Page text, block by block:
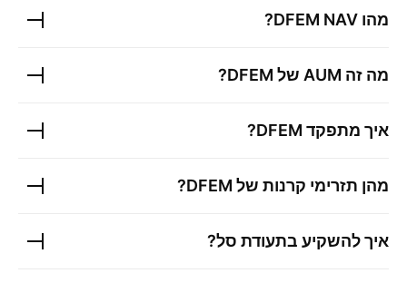
מהו DFEM NAV?
מה זה AUM של DFEM
?
איך מתפקד DFEM
?
מהן תזרימי קרנות של DFEM
?
איך להשקיע בתעודת סל?